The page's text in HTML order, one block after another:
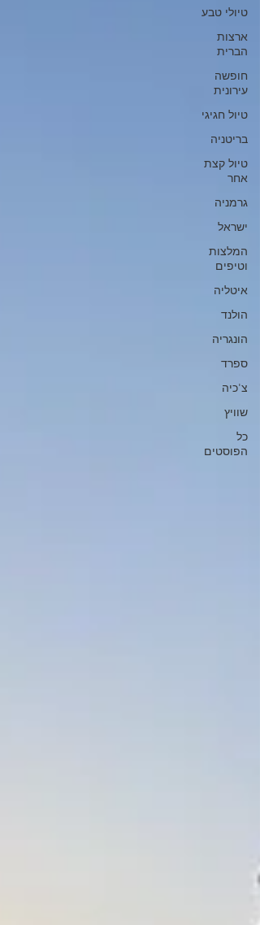
טיולי טבע
ארצות
הברית
חופשה
עירונית
טיול חגיגי
בריטניה
טיול קצת
אחר
גרמניה
ישראל
המלצות
וטיפים
איטליה
הולנד
הונגריה
ספרד
צ'כיה
שוויץ
כל
הפוסטים